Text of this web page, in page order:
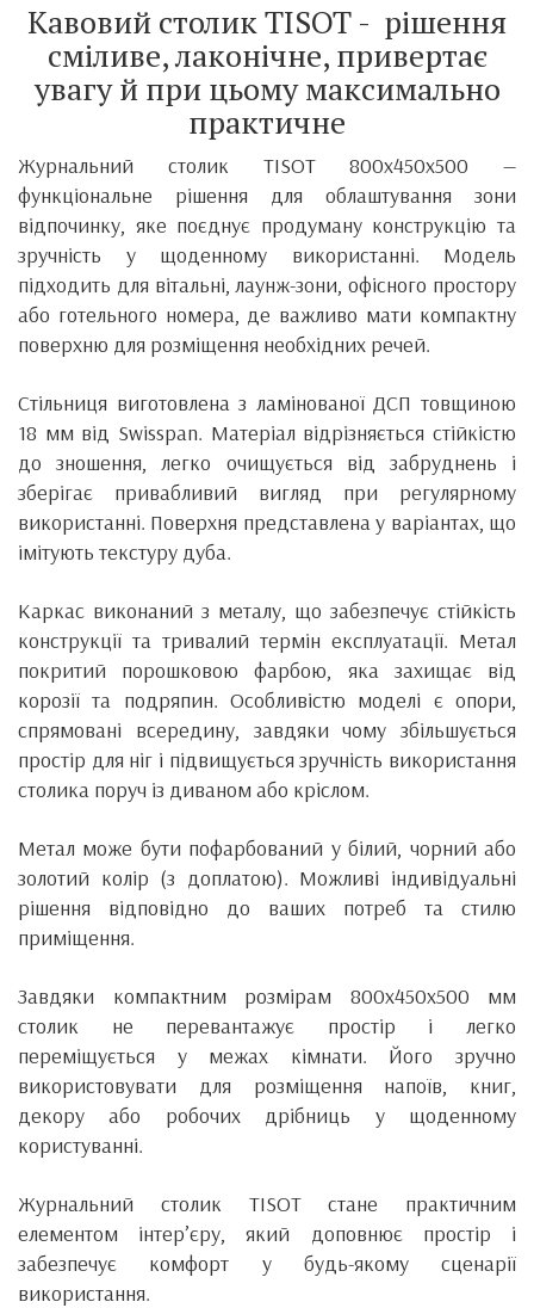
Кавовий столик TISOT - рішення
сміливе, лаконічне, привертає
увагу й при цьому максимально
практичне
Журнальний столик TISOT 800х450х500 —
функціональне рішення для облаштування зони
відпочинку, яке поєднує продуману конструкцію та
зручність у щоденному використанні. Модель
підходить для вітальні, лаунж-зони, офісного простору
або готельного номера, де важливо мати компактну
поверхню для розміщення необхідних речей.
Стільниця виготовлена з ламінованої ДСП товщиною
18 мм від Swisspan. Матеріал відрізняється стійкістю
до зношення, легко очищується від забруднень і
зберігає привабливий вигляд при регулярному
використанні. Поверхня представлена у варіантах, що
імітують текстуру дуба.
Каркас виконаний з металу, що забезпечує стійкість
конструкції та тривалий термін експлуатації. Метал
покритий порошковою фарбою, яка захищає від
корозії та подряпин. Особливістю моделі є опори,
спрямовані всередину, завдяки чому збільшується
простір для ніг і підвищується зручність використання
столика поруч із диваном або кріслом.
Метал може бути пофарбований у білий, чорний або
золотий колір (з доплатою). Можливі індивідуальні
рішення відповідно до ваших потреб та стилю
приміщення.
Завдяки компактним розмірам 800х450х500 мм
столик не перевантажує простір і легко
переміщується у межах кімнати. Його зручно
використовувати для розміщення напоїв, книг,
декору або робочих дрібниць у щоденному
користуванні.
Журнальний столик TISOT стане практичним
елементом інтер’єру, який доповнює простір і
забезпечує комфорт у будь-якому сценарії
використання.